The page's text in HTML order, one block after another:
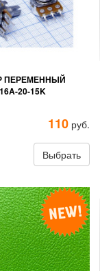
ПЕРЕМЕННЫЙ
20-15K
110 руб.
Выбрать